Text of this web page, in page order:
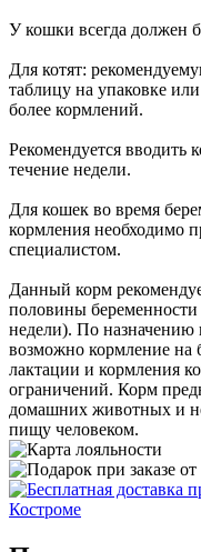
У кошки всегда должен
Для котят:
таблицу на упаковке
более кормлений.
Рекомендуется вводить
течение недели.
Для кошек во время
кормления необходимо
специалистом.
Данный корм
половины
недели). По назначению
возможно кормление на
лактации и кормления
ограничений. Корм
домашних животных и
пищу человеком.